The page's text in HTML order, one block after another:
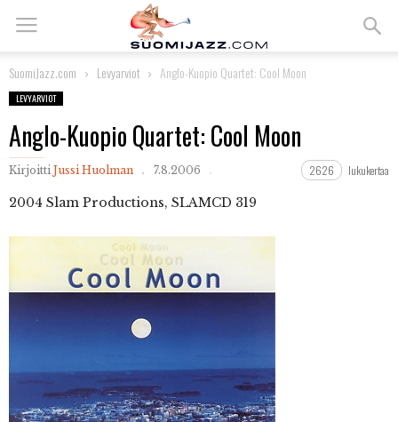
SuomiJazz.com Levyarviot Anglo-Kuopio Quartet: Cool Moon
LEVYARVIOT
Anglo-Kuopio Quartet: Cool Moon
Kirjoitti Jussi Huolman 7.8.2006 2626 lukukertaa
2004 Slam Productions, SLAMCD 319